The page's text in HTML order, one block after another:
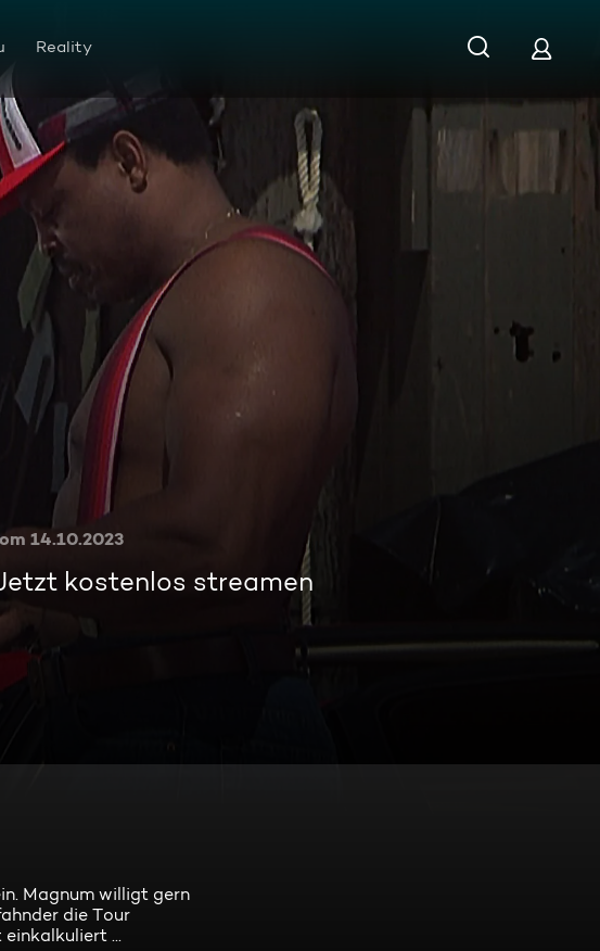
Reality
nichts als die Wahrheit
14.10.2023
kostenlos streamen
Magnum willigt gern
die Tour
...